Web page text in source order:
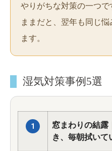
やりがちな対策の一つ
ままだと、翌年も同じ
ます。
湿気対策事例5選
1
窓まわりの結露
き、毎朝拭いて